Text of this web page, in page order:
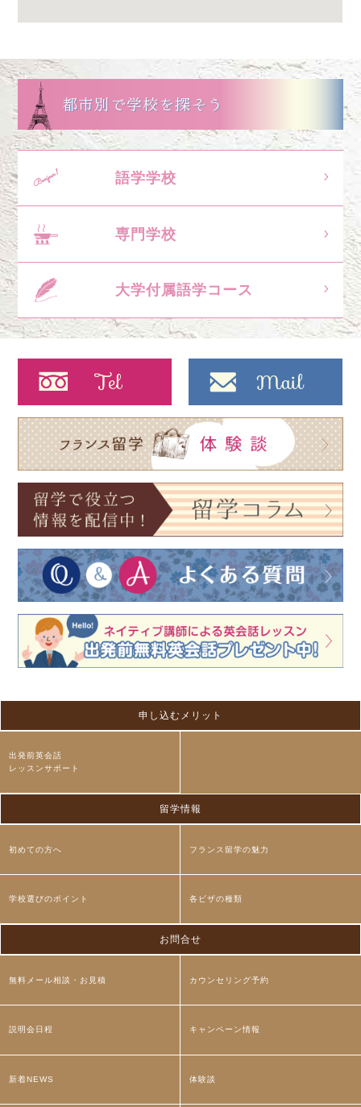
都市別で学校を探そう
語学学校
専門学校
大学付属語学コース
申し込むメリット
出発前英会話
レッスンサポート
留学情報
初めての方へ フランス留学の魅力
学校選びのポイント 各ビザの種類
お問合せ
無料メール相談・お見積 カウンセリング予約
説明会日程 キャンペーン情報
新着NEWS 体験談